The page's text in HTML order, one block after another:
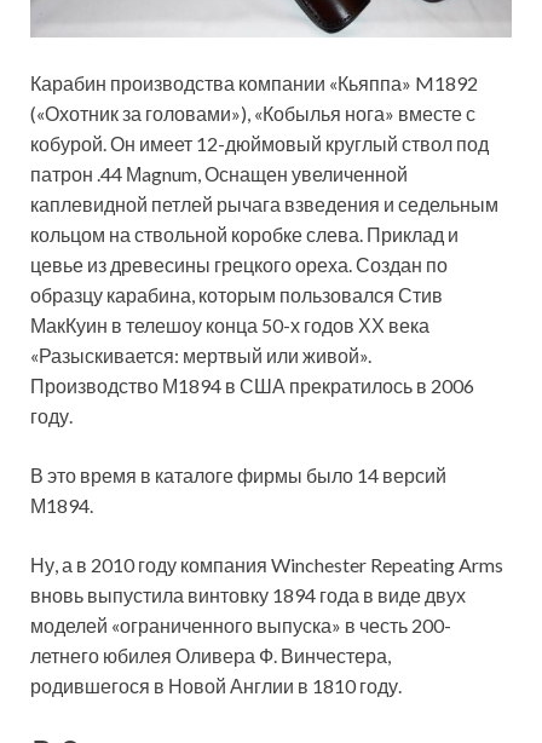
Карабин производства компании «Кьяппа» M1892
(«Охотник за головами»), «Кобылья нога» вместе с
кобурой. Он имеет 12-дюймовый круглый ствол под
патрон .44 Мagnum, Оснащен увеличенной
каплевидной петлей рычага взведения и седельным
кольцом на ствольной коробке слева. Приклад и
цевье из древесины грецкого ореха. Создан по
образцу карабина, которым пользовался Стив
МакКуин в телешоу конца 50-х годов ХХ века
«Разыскивается: мертвый или живой».
Производство М1894 в США прекратилось в 2006
году.
В это время в каталоге фирмы было 14 версий
М1894.
Ну, а в 2010 году компания Winchester Repeating Arms
вновь выпустила винтовку 1894 года в виде двух
моделей «ограниченного выпуска» в честь 200-
летнего юбилея Оливера Ф. Винчестера,
родившегося в Новой Англии в 1810 году.